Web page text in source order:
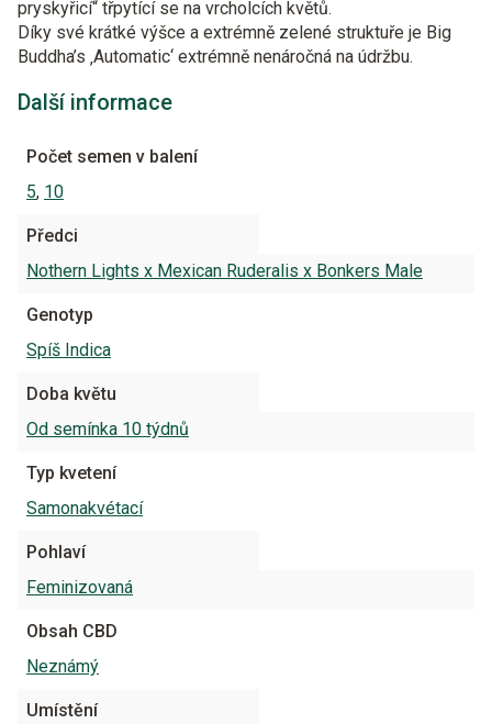
pryskyřicí“ třpytící se na vrcholcích květů.
Díky své krátké výšce a extrémně zelené struktuře je Big
Buddha’s ‚Automatic‘ extrémně nenáročná na údržbu.
Další informace
Počet semen v balení
5, 10
Předci
Nothern Lights x Mexican Ruderalis x Bonkers Male
Genotyp
Spíš Indica
Doba květu
Od semínka 10 týdnů
Typ kvetení
Samonakvétací
Pohlaví
Feminizovaná
Obsah CBD
Neznámý
Umístění